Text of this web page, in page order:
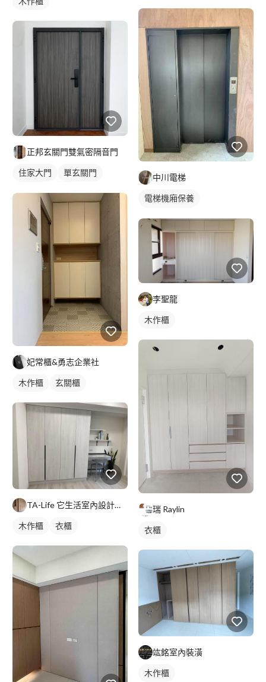
正邦玄關門雙氣密隔音門
住家大門
單玄關門
妃常櫃&勇志企業社
木作櫃 玄關櫃
TA-Life 它生活室內設計工程美學
木作櫃 衣櫃
中川電梯
電梯機廂保養
李聖龍
木作櫃
瑞 Raylin
衣櫃
竑銘室內裝潢
木作櫃